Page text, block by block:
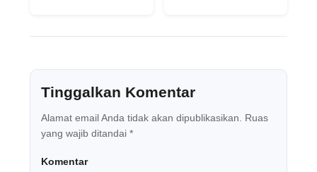
Tinggalkan Komentar
Alamat email Anda tidak akan dipublikasikan.
Ruas
yang wajib ditandai *
Komentar